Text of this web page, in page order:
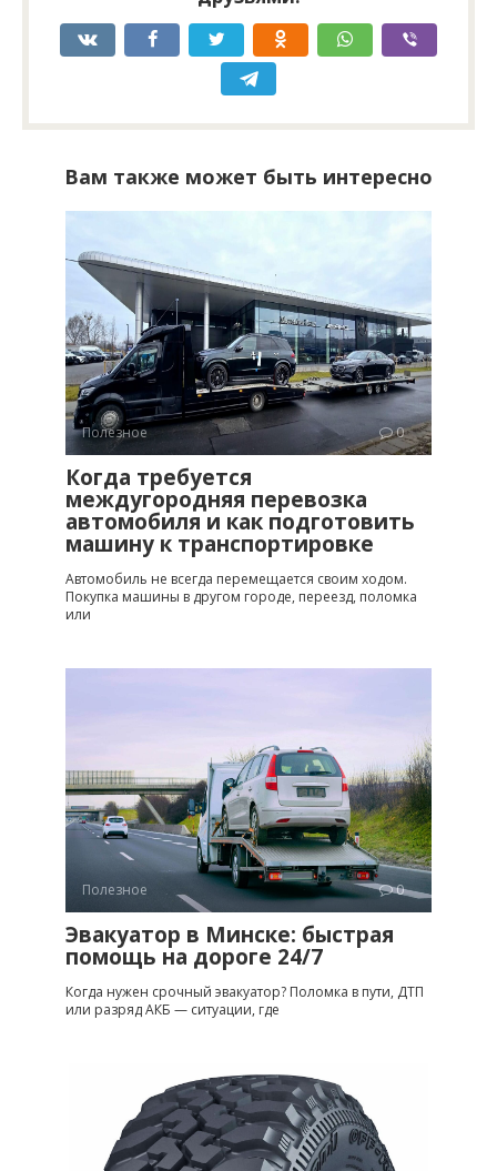
Вам также может быть интересно
Полезное 0
Когда требуется
междугородняя перевозка
автомобиля и как подготовить
машину к транспортировке
Автомобиль не всегда перемещается своим ходом.
Покупка машины в другом городе, переезд, поломка
или
Полезное 0
Эвакуатор в Минске: быстрая
помощь на дороге 24/7
Когда нужен срочный эвакуатор? Поломка в пути, ДТП
или разряд АКБ — ситуации, где